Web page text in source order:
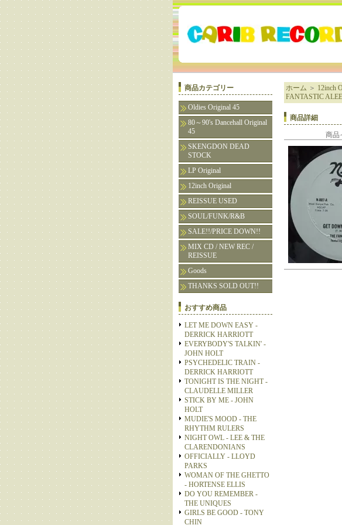
商品カテゴリー
Oldies Original 45
80～90's Dancehall Original
45
SKENGDON DEAD
STOCK
LP Original
12inch Original
REISSUE USED
SOUL/FUNK/R&B
SALE!!/PRICE DOWN!!
MIX CD / NEW REC /
REISSUE
Goods
THANKS SOLD OUT!!
おすすめ商品
LET ME DOWN EASY -
DERRICK HARRIOTT
EVERYBODY'S TALKIN' -
JOHN HOLT
PSYCHEDELIC TRAIN -
DERRICK HARRIOTT
TONIGHT IS THE NIGHT -
CLAUDELLE MILLER
STICK BY ME - JOHN
HOLT
MUDIE'S MOOD - THE
RHYTHM RULERS
NIGHT OWL - LEE & THE
CLARENDONIANS
OFFICIALLY - LLOYD
PARKS
WOMAN OF THE GHETTO
- HORTENSE ELLIS
DO YOU REMEMBER -
THE UNIQUES
GIRLS BE GOOD - TONY
CHIN
ホーム ＞ 12inch
FANTASTIC
商品詳細
商品